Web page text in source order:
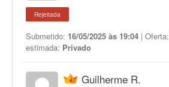
Rejeitada
Submetido: 16/05/2025 às 19:04 | Oferta:
estimada: Privado
Guilherme R.